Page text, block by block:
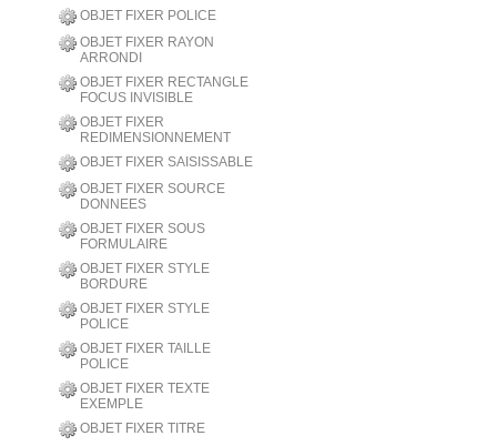
OBJET FIXER POLICE
OBJET FIXER RAYON
ARRONDI
OBJET FIXER RECTANGLE
FOCUS INVISIBLE
OBJET FIXER
REDIMENSIONNEMENT
OBJET FIXER SAISISSABLE
OBJET FIXER SOURCE
DONNEES
OBJET FIXER SOUS
FORMULAIRE
OBJET FIXER STYLE
BORDURE
OBJET FIXER STYLE
POLICE
OBJET FIXER TAILLE
POLICE
OBJET FIXER TEXTE
EXEMPLE
OBJET FIXER TITRE